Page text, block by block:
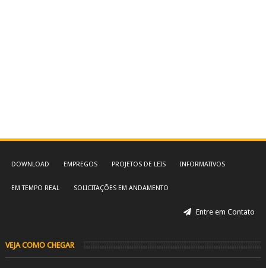
DOWNLOAD EMPREGOS PROJETOS DE LEIS INFORMATIVOS
EM TEMPO REAL SOLICITAÇÕES EM ANDAMENTO
Entre em Contato
VEJA COMO CHEGAR